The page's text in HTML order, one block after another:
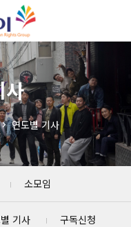
사
연도별 기사
소모임
기사 구독신청